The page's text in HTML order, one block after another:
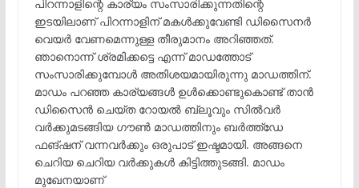
പിറന്നാളിന്റെ കാര്യം സംസാരിക്കുന്നതിന്റെ
ഇടയിലാണ് പിറന്നാളിന് മകൾക്കുവേണ്ടി ഡിസൈനർ
വെയർ വേണമെന്നുള്ള തീരുമാനം അറിഞ്ഞത്.
ഞാനൊന്ന് ശ്രമിക്കട്ടെ എന്ന് മാഡത്തോട്
സംസാരിക്കുമ്പോൾ അതിശയമായിരുന്നു മാഡത്തിന്.
മാഡം പറഞ്ഞ കാര്യങ്ങൾ ഉൾക്കൊണ്ടുകൊണ്ട് താൻ
ഡിസൈൻ ചെയ്ത റോയൽ ബ്ലൂവും സിൽവർ
വർക്കുമടങ്ങിയ ഗൗൺ മാഡത്തിനും ബർത്ത്ഡേ
ഫങ്‌ഷന് വന്നവർക്കും ഒരുപാട് ഇഷ്ടമായി. അങ്ങനെ
ചെറിയ ചെറിയ വർക്കുകൾ കിട്ടിത്തുടങ്ങി. മാഡം
മുഖേനയാണ്